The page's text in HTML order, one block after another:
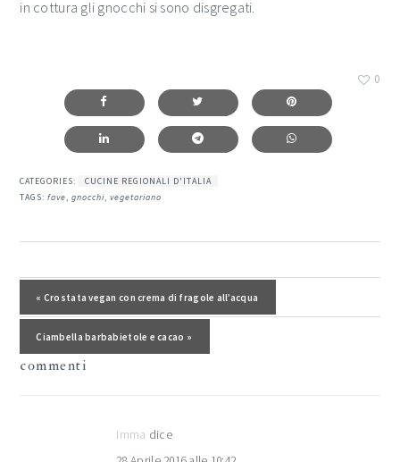
in cottura gli gnocchi si sono disgregati.
0
CATEGORIES:
CUCINE REGIONALI D'ITALIA
TAGS:fave,gnocchi,vegetariano
Post precedente:
« Crostata vegan con crema di fragole all’acqua
Post successivo:
Ciambella barbabietole e cacao »
del
lettore
commenti
Imma dice